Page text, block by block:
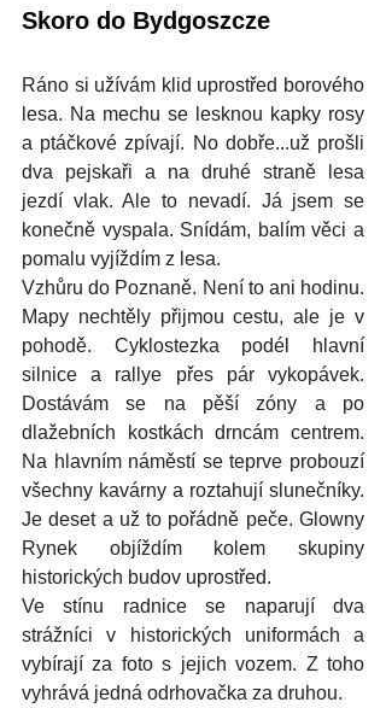
Skoro do Bydgoszcze
Ráno si užívám klid uprostřed borového
lesa. Na mechu se lesknou kapky rosy
a ptáčkové zpívají. No dobře...už prošli
dva pejskaři a na druhé straně lesa
jezdí vlak. Ale to nevadí. Já jsem se
konečně vyspala. Snídám, balím věci a
pomalu vyjíždím z lesa.
Vzhůru do Poznaně. Není to ani hodinu.
Mapy nechtěly přijmou cestu, ale je v
pohodě. Cyklostezka podél hlavní
silnice a rallye přes pár vykopávek.
Dostávám se na pěší zóny a po
dlažebních kostkách drncám centrem.
Na hlavním náměstí se teprve probouzí
všechny kavárny a roztahují slunečníky.
Je deset a už to pořádně peče. Glowny
Rynek objíždím kolem skupiny
historických budov uprostřed.
Ve stínu radnice se naparují dva
strážníci v historických uniformách a
vybírají za foto s jejich vozem. Z toho
vyhrává jedná odrhovačka za druhou.